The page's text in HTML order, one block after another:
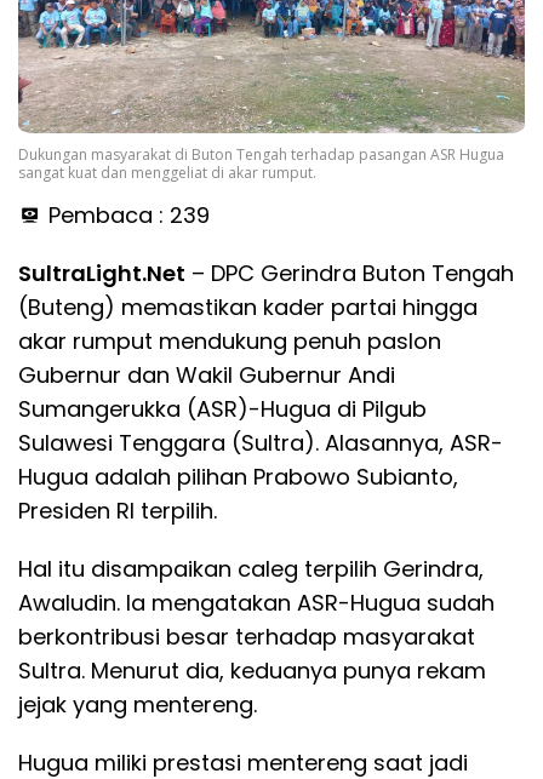
Dukungan masyarakat di Buton Tengah terhadap pasangan ASR Hugua
sangat kuat dan menggeliat di akar rumput.
Pembaca : 239
SultraLight.Net – DPC Gerindra Buton Tengah
(Buteng) memastikan kader partai hingga
akar rumput mendukung penuh paslon
Gubernur dan Wakil Gubernur Andi
Sumangerukka (ASR)-Hugua di Pilgub
Sulawesi Tenggara (Sultra). Alasannya, ASR-
Hugua adalah pilihan Prabowo Subianto,
Presiden RI terpilih.
Hal itu disampaikan caleg terpilih Gerindra,
Awaludin. Ia mengatakan ASR-Hugua sudah
berkontribusi besar terhadap masyarakat
Sultra. Menurut dia, keduanya punya rekam
jejak yang mentereng.
Hugua miliki prestasi mentereng saat jadi